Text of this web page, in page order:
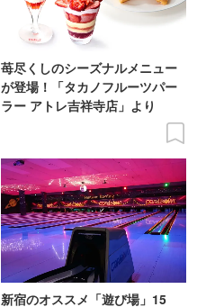
苺尽くしのシーズナルメニュー
が登場！「タカノフルーツパー
ラー アトレ吉祥寺店」より
新宿のオススメ「遊び場」15